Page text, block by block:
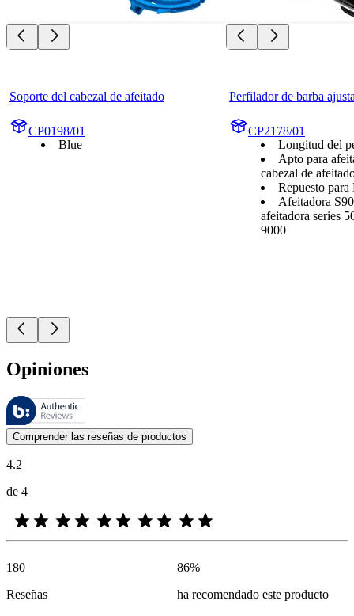
Soporte del cabezal de afeitado
CP0198/01
Blue
Perfilador de barba
CP2178/01
Longitud del
Apto para
cabezal de
Repuesto para
Afeitadora
afeitadora series
9000
Opiniones
Estas reseñas las gestiona Bazaarvoice y cumplen con la política de
Las opiniones de los clientes en forma de reseñas de productos y
Comprender las reseñas de productos
4.2
de 4
180
Reseñas
86%
ha recomendado este producto